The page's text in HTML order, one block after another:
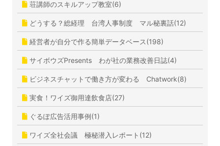
荘講師のスキルアップ教室(6)
どうする？総経理 台湾人事制度 マル秘裏話(12)
経営者が自分で作る簡単データベース(198)
サイボウズPresents わが社の業務改善日誌(4)
ビジネスチャットで働き方が変わる Chatwork(8)
実食！ワイズ御用達飲食店(27)
ぐるぽ広告活用事例(1)
ワイズ全社会議 極秘潜入レポート(12)